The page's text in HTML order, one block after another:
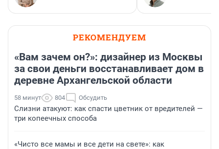
РЕКОМЕНДУЕМ
«Вам зачем он?»: дизайнер из Москвы
за свои деньги восстанавливает дом в
деревне Архангельской области
58 минут 804 Обсудить
Слизни атакуют: как спасти цветник от вредителей —
три копеечных способа
«Чисто все мамы и все дети на свете»: как